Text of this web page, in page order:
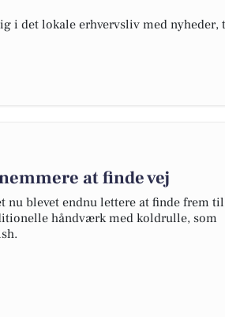
i det lokale erhvervsliv med
at finde vej
nu blevet endnu lettere at finde frem til
håndværk med koldrulle, som